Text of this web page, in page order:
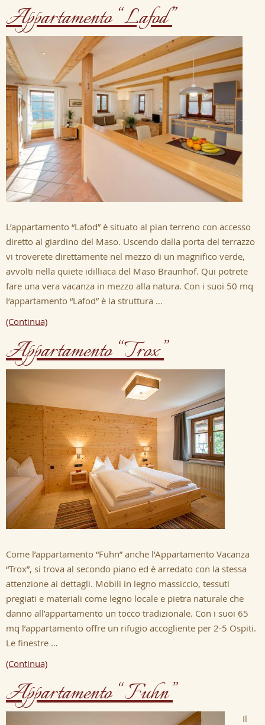
Appartamento “Lafod”
L’appartamento “Lafod” è situato al pian terreno con accesso
diretto al giardino del Maso. Uscendo dalla porta del terrazzo
vi troverete direttamente nel mezzo di un magnifico verde,
avvolti nella quiete idilliaca del Maso Braunhof. Qui potrete
fare una vera vacanza in mezzo alla natura. Con i suoi 50 mq
l‘appartamento “Lafod” è la struttura …
(Continua)
Appartamento “Trox”
Come l’appartamento “Fuhn” anche l‘Appartamento Vacanza
“Trox”, si trova al secondo piano ed è arredato con la stessa
attenzione ai dettagli. Mobili in legno massiccio, tessuti
pregiati e materiali come legno locale e pietra naturale che
danno all’appartamento un tocco tradizionale. Con i suoi 65
mq l’appartamento offre un rifugio accogliente per 2-5 Ospiti.
Le finestre …
(Continua)
Appartamento “Fuhn”
Il